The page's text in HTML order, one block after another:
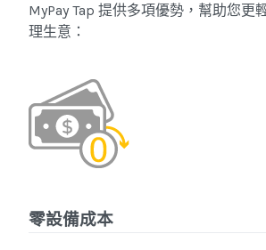
MyPay Tap 提供多項優勢，幫助您更
理生意：
零設備成本